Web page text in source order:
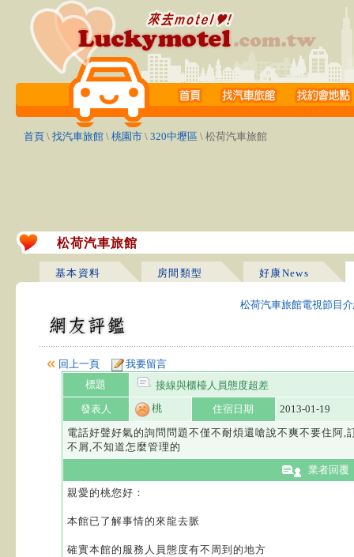
首頁 \ 找汽車旅館 \ 桃園市 \ 320中壢區 \ 松荷汽車旅館
松荷汽車旅館
基本資料 房間類型 好康News
松荷汽車旅館電視節目
回上一頁
我要留言
標題
接線與櫃檯人員態度超差
發表人
桃 住宿日期
2013-01-19
電話好聲好氣的詢問問題不僅不耐煩還嗆說不爽不要住阿
不屑,不知道怎麼管理的
業者回覆
親愛的桃您好：
本館已了解事情的來龍去脈
確實本館的服務人員態度有不周到的地方